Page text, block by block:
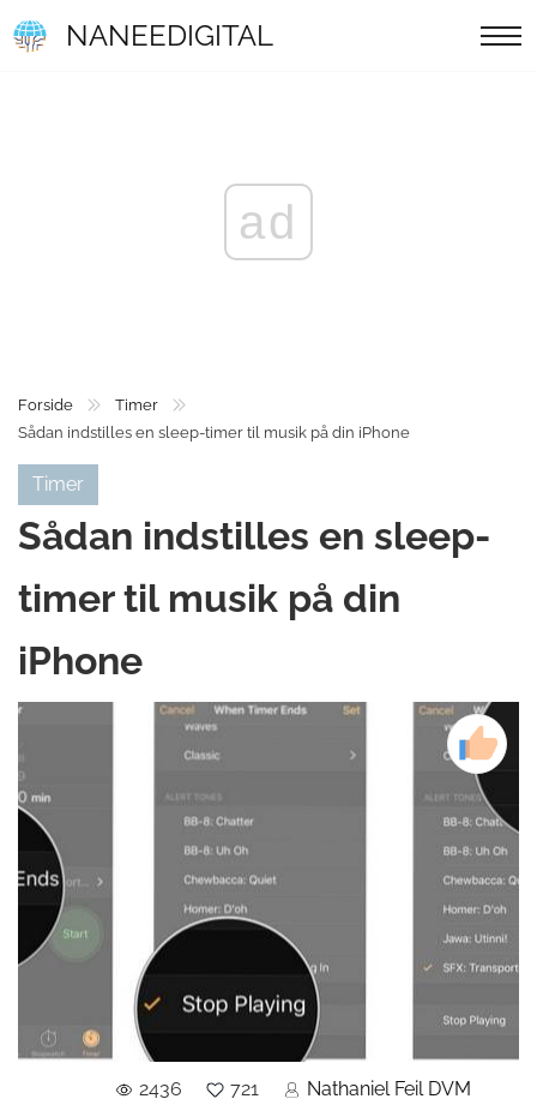
NANEEDIGITAL
ad
Forside
Timer
Sådan indstilles en sleep-timer til musik på din iPhone
Timer
Sådan indstilles en sleep-
timer til musik på din
iPhone
2436 721 Nathaniel Feil DVM